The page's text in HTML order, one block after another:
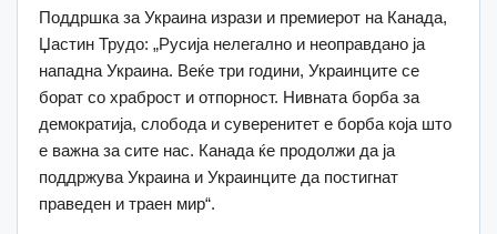
Поддршка за Украина изрази и премиерот на Канада,
Џастин Трудо: „Русија нелегално и неоправдано ја
нападна Украина. Веќе три години, Украинците се
борат со храброст и отпорност. Нивната борба за
демократија, слобода и суверенитет е борба која што
е важна за сите нас. Канада ќе продолжи да ја
поддржува Украина и Украинците да постигнат
праведен и траен мир“.